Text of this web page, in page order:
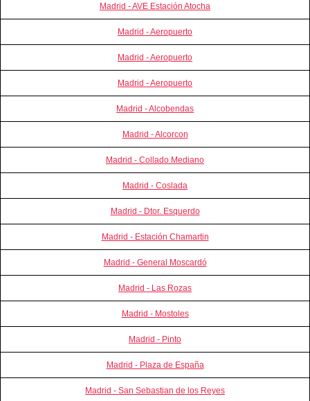
Madrid - AVE Estación Atocha
Madrid - Aeropuerto
Madrid - Aeropuerto
Madrid - Aeropuerto
Madrid - Alcobendas
Madrid - Alcorcon
Madrid - Collado Mediano
Madrid - Coslada
Madrid - Dtor. Esquerdo
Madrid - Estación Chamartin
Madrid - General Moscardó
Madrid - Las Rozas
Madrid - Mostoles
Madrid - Pinto
Madrid - Plaza de España
Madrid - San Sebastian de los Reyes